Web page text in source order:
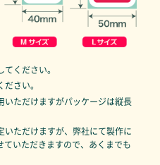
ください。
さい。
ただけますがパッケージは縦長
ただけますが、弊社にて製作に
いただきますので、あくまでも